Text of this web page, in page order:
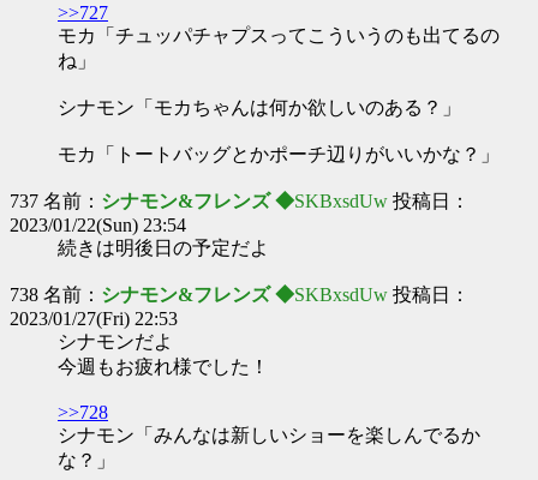
>>727
モカ「チュッパチャプスってこういうのも出てるの
ね」
シナモン「モカちゃんは何か欲しいのある？」
モカ「トートバッグとかポーチ辺りがいいかな？」
737 名前： シナモン&フレンズ ◆SKBxsdUw 投稿日：
2023/01/22(Sun) 23:54
続きは明後日の予定だよ
738 名前： シナモン&フレンズ ◆SKBxsdUw 投稿日：
2023/01/27(Fri) 22:53
シナモンだよ
今週もお疲れ様でした！
>>728
シナモン「みんなは新しいショーを楽しんでるか
な？」